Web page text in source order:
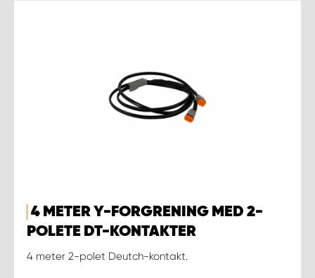
4 METER Y-FORGRENING MED 2-
POLETE DT-KONTAKTER
4 meter 2-polet Deutch-kontakt.